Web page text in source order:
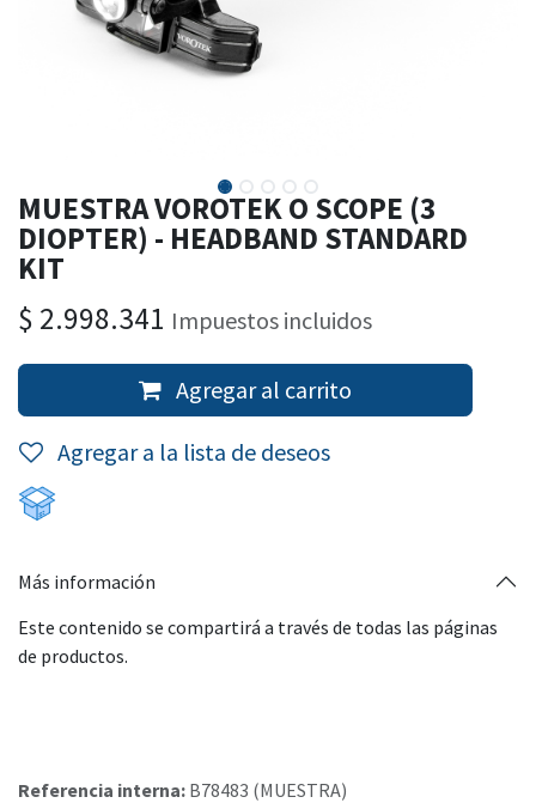
MUESTRA VOROTEK O SCOPE (3
DIOPTER) - HEADBAND STANDARD
KIT
$ 2.998.341 Impuestos incluidos
Agregar al carrito
Agregar a la lista de deseos
Más información
Este contenido se compartirá a través de todas las páginas
de productos.
Referencia interna: B78483 (MUESTRA)